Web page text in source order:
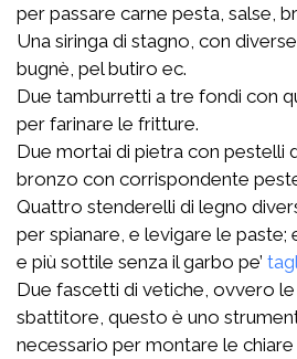
per passare carne pesta, salse,
Una siringa di stagno, con
bugnè, pel butiro ec.
Due tamburretti a tre fondi con
per farinare le fritture.
Due mortai di pietra con pestelli
bronzo con corrispondente
Quattro stenderelli di legno
per spianare, e levigare le paste;
e più sottile senza il garbo pe’
Due fascetti di vetiche, ovvero le
sbattitore, questo è uno
necessario per montare le chiare